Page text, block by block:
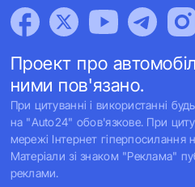
Проект про
ними пов'язано.
При цитуванні і використанні
на "Auto24" обов'язкове. При
мережі Інтернет гіперпосилання
Матеріали зі знаком "Реклама"
реклами.